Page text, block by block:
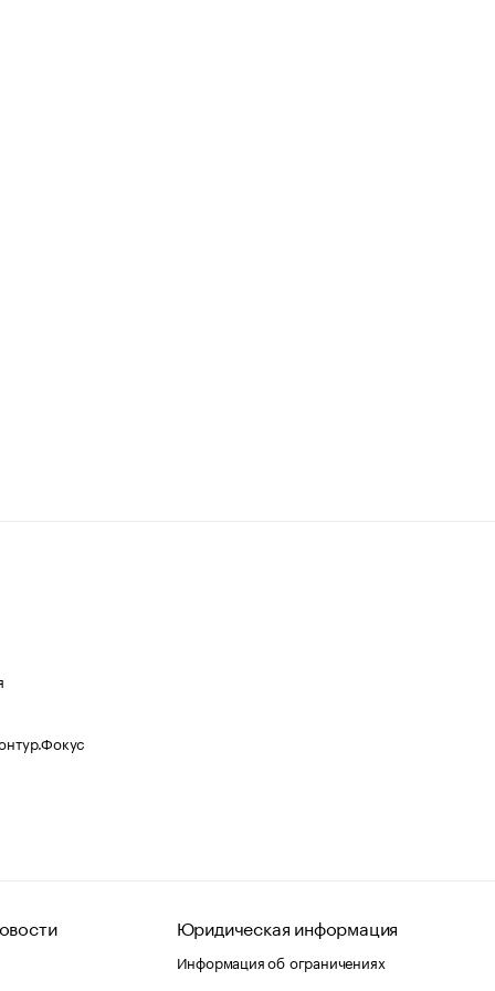
Юридическая информация
Информация об ограничениях